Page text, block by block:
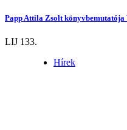
Papp Attila Zsolt könyvbemutatója
LIJ 133.
Hírek